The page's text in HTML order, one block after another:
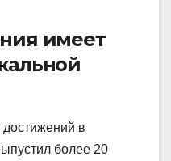
имеет
в
более 20